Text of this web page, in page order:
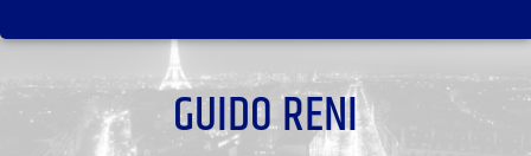
GUIDO RENI